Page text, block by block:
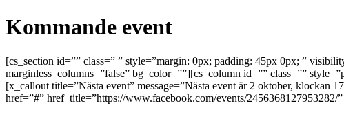
Kommande event
[cs_section id=”” class=” ” style=”margin: 0px; padding: 45px 0px; ”
marginless_columns=”false” bg_color=””][cs_column id=”” class=””
[x_callout title=”Nästa event” message=”Nästa event är 2 oktober, klockan
href=”#” href_title=”https://www.facebook.com/events/